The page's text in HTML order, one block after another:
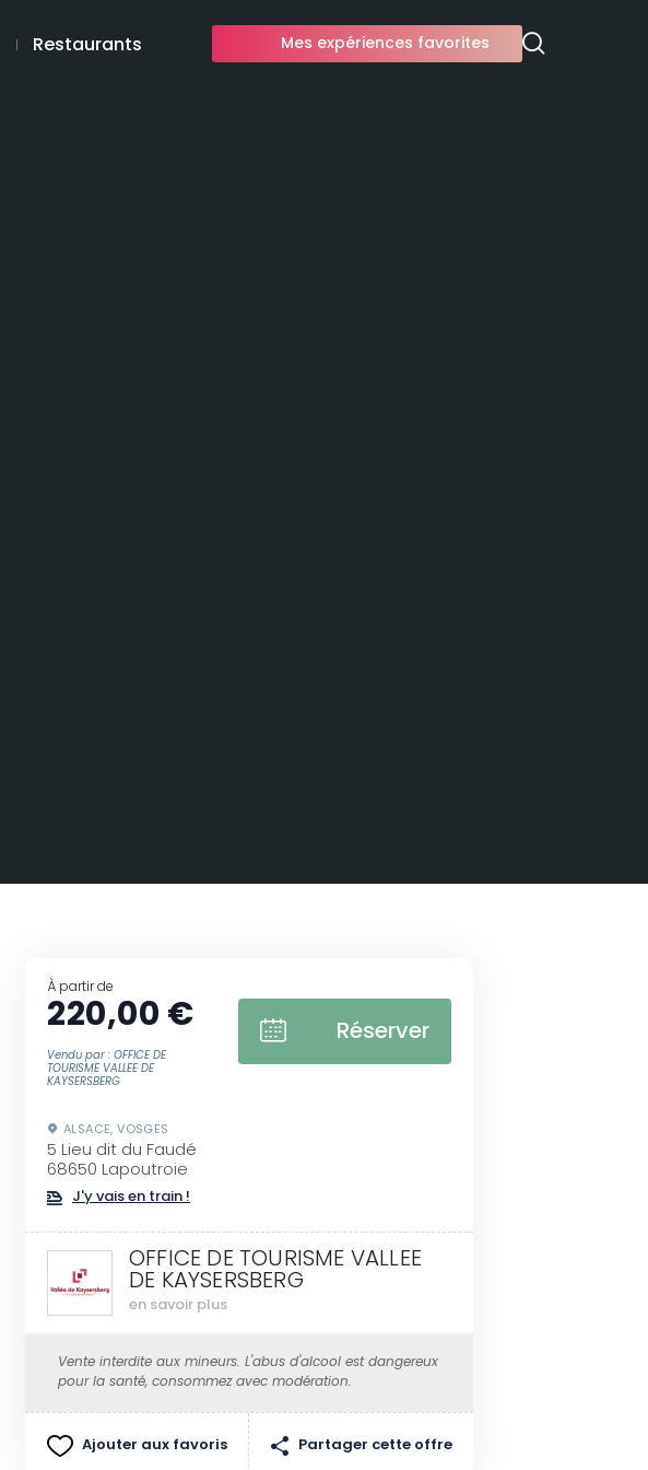
Restaurants Mes expériences favorites
À partir de
220,00 €
Vendu par : OFFICE DE
TOURISME VALLEE DE
KAYSERSBERG
Réserver
ALSACE, VOSGES
5 Lieu dit du Faudé
68650 Lapoutroie
J'y vais en train !
OFFICE DE TOURISME VALLEE
DE KAYSERSBERG
en savoir plus
Vente interdite aux mineurs. L'abus d'alcool est dangereux
pour la santé, consommez avec modération.
Ajouter aux favoris Partager cette offre